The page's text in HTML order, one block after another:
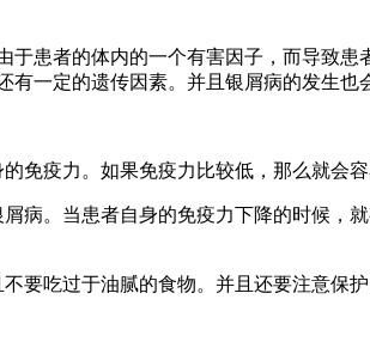
患者的体内的一个有害因子，而导致
一定的遗传因素。并且银屑病的发生
免疫力。如果免疫力比较低，那么就会
病。当患者自身的免疫力下降的时候，
要吃过于油腻的食物。并且还要注意保